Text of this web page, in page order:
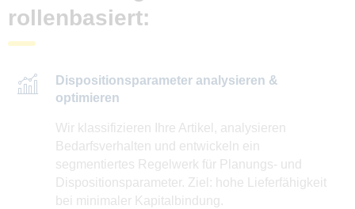
rollenbasiert:
Dispositionsparameter analysieren &
optimieren
Wir klassifizieren Ihre Artikel, analysieren
Bedarfsverhalten und entwickeln ein
segmentiertes Regelwerk für Planungs- und
Dispositionsparameter. Ziel: hohe Lieferfähigkeit
bei minimaler Kapitalbindung.